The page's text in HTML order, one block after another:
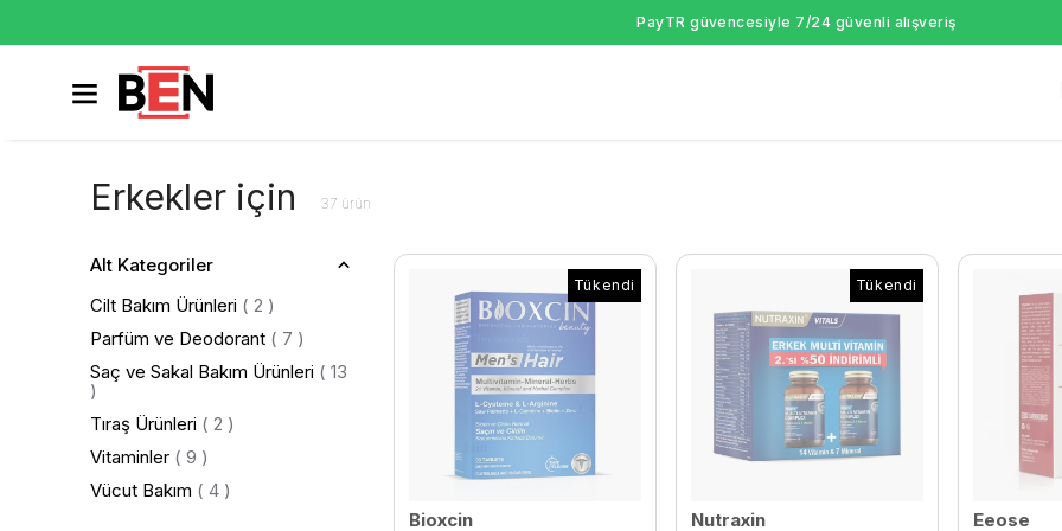
PayTR güvencesiyle 7/24 güvenli alışveriş
Erkekler için 37 ürün
Alt Kategoriler
Cilt Bakım Ürünleri ( 2 )
Parfüm ve Deodorant ( 7 )
Saç ve Sakal Bakım Ürünleri ( 13
)
Tıraş Ürünleri ( 2 )
Vitaminler ( 9 )
Vücut Bakım ( 4 )
Tükendi
Bioxcin
Tükendi
Nutraxin Eeose